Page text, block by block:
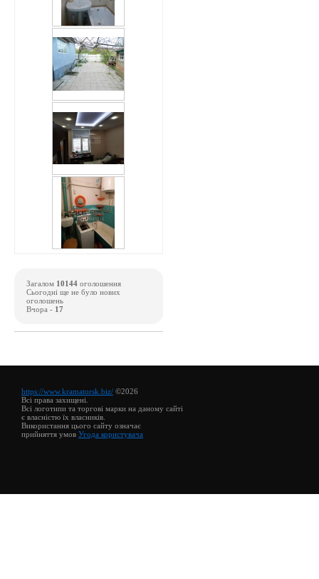
Загалом 10144 оголошення
Сьогодні ще не було нових
оголошень
Вчора - 17
https://www.kramatorsk.biz/ ©2026
Всі права захищені.
Всі логотипи та торгові марки на даному сайті
є власністю їх власників.
Використання цього сайту означає
прийняття умов Угода користувача